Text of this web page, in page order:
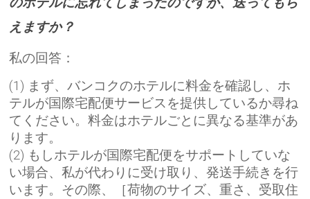
えますか？
私の回答：
(1) まず、バンコクのホテルに料金を確認し、ホ
テルが国際宅配便サービスを提供しているか尋ね
てください。料金はホテルごとに異なる基準があ
ります。
(2) もしホテルが国際宅配便をサポートしていな
い場合、私が代わりに受け取り、発送手続きを行
います。その際、［荷物のサイズ、重さ、受取住